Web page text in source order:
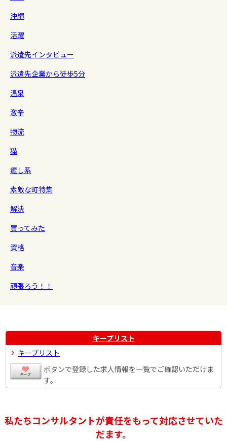
沖縄
活躍
派遣先インタビュー
派遣先企業から徒歩5分
温泉
激辛
物流
猫
癒し系
素敵な町特集
解決
買ってみた
資格
音楽
頑張ろう！！
キープリスト
キープリスト
ボタンで登録した求人情報を一覧でご確認いただけま
す。
私たちコンサルタントが責任をもって対応させていた
だます。